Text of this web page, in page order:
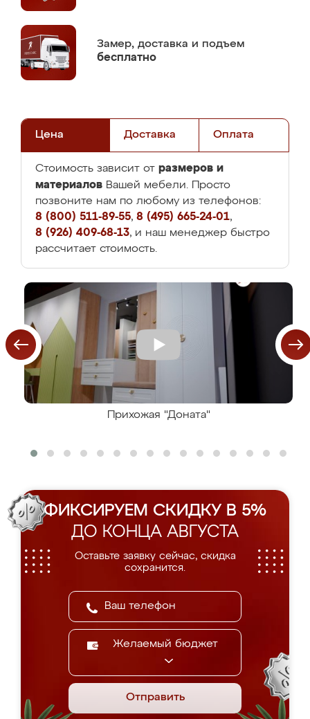
Замер, доставка и подъем
бесплатно
Цена Доставка Оплата
Стоимость зависит от размеров и
материалов Вашей мебели. Просто
позвоните нам по любому из телефонов:
8 (800) 511-89-55, 8 (495) 665-24-01,
8 (926) 409-68-13, и наш менеджер быстро
рассчитает стоимость.
Прихожая "Доната"
ФИКСИРУЕМ СКИДКУ В 5%
ДО КОНЦА АВГУСТА
Оставьте заявку сейчас, скидка
сохранится.
Желаемый бюджет
Отправить